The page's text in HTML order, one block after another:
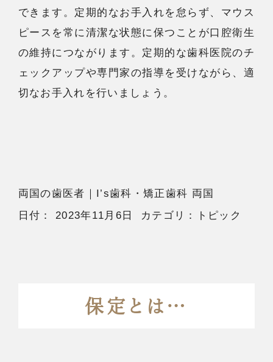
できます。定期的なお手入れを怠らず、マウス
ピースを常に清潔な状態に保つことが口腔衛生
の維持につながります。定期的な歯科医院のチ
ェックアップや専門家の指導を受けながら、適
切なお手入れを行いましょう。
両国の歯医者 ｜I’s歯科・矯正歯科 両国
日付：2023年11月6日 カテゴリ： トピック
保定とは…